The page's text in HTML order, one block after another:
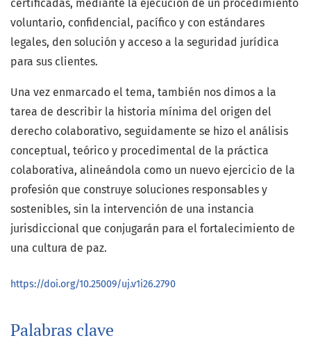
Palabras clave
certificadas, mediante la ejecución de un procedimiento
voluntario, confidencial, pacífico y con estándares
legales, den solución y acceso a la seguridad jurídica
para sus clientes.
Una vez enmarcado el tema, también nos dimos a la
tarea de describir la historia mínima del origen del
derecho colaborativo, seguidamente se hizo el análisis
conceptual, teórico y procedimental de la práctica
colaborativa, alineándola como un nuevo ejercicio de la
profesión que construye soluciones responsables y
sostenibles, sin la intervención de una instancia
jurisdiccional que conjugarán para el fortalecimiento de
una cultura de paz.
https://doi.org/10.25009/uj.v1i26.2790